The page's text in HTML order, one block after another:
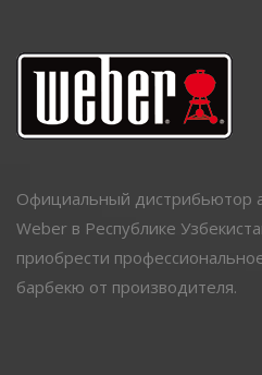
Официальный дистрибьютор
Weber в Республике
приобрести
барбекю от производителя.